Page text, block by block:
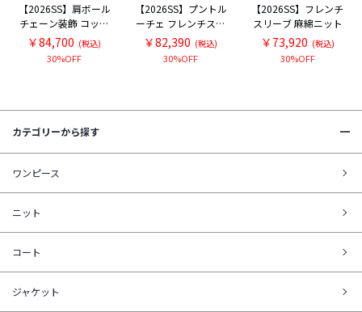
【2026SS】肩ボール
チェーン装飾 コット
ン フレンチスリーブ
ニット
￥84,700 (税込)
30%OFF
【2026SS】プントル
ーチェ フレンチスリ
ーブ スキッパー麻綿
ニット
￥82,390 (税込)
30%OFF
【2026SS】フレンチ
スリーブ 麻綿ニット
￥73,920 (税込)
30%OFF
カテゴリーから探す
ワンピース
ニット
コート
ジャケット